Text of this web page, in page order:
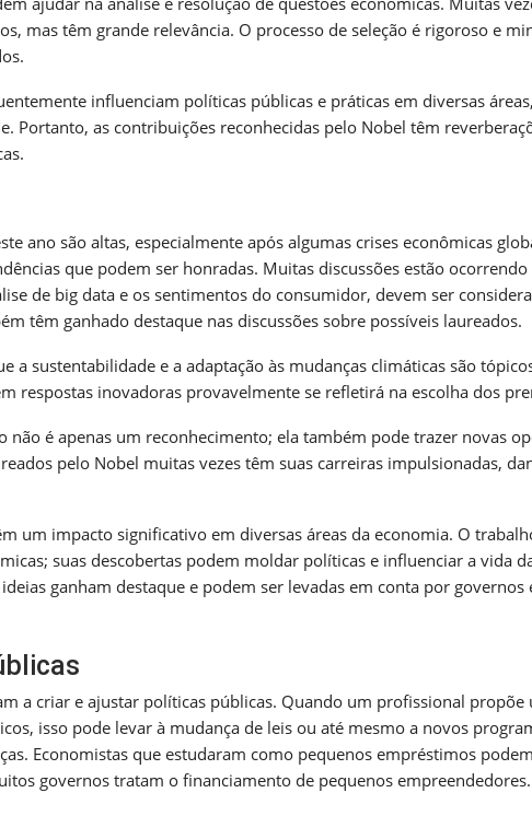
mas têm grande relevância. O processo de seleção é rigoroso e
influenciam políticas públicas e práticas em diversas
Portanto, as contribuições reconhecidas pelo Nobel têm
ano são altas, especialmente após algumas crises econômicas
que podem ser honradas. Muitas discussões estão
de big data e os sentimentos do consumidor, devem ser
têm ganhado destaque nas discussões sobre possíveis laureados.
a sustentabilidade e a adaptação às mudanças climáticas são
respostas inovadoras provavelmente se refletirá na escolha dos
não é apenas um reconhecimento; ela também pode trazer novas
pelo Nobel muitas vezes têm suas carreiras impulsionadas,
um impacto significativo em diversas áreas da economia. O
suas descobertas podem moldar políticas e influenciar a vida
ganham destaque e podem ser levadas em conta por governos
a criar e ajustar políticas públicas. Quando um profissional propõe
isso pode levar à mudança de leis ou até mesmo a novos
Economistas que estudaram como pequenos empréstimos
governos tratam o financiamento de pequenos empreendedores.